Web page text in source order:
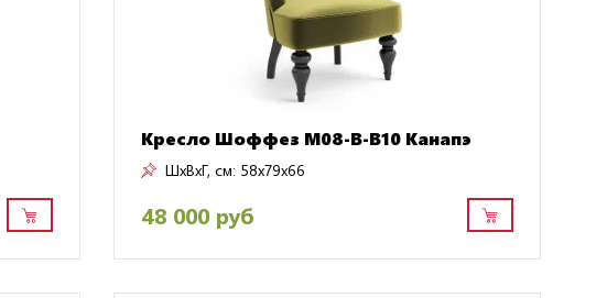
Кресло Шоффез M08-B-B10 Канапэ
ШxВxГ, см: 58x79x66
48 000 руб